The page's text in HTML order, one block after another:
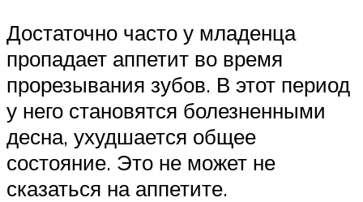
Достаточно часто у младенца
пропадает аппетит во время
прорезывания зубов. В этот период
у него становятся болезненными
десна, ухудшается общее
состояние. Это не может не
сказаться на аппетите.